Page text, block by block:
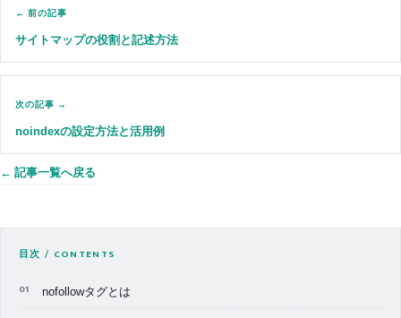
← 前の記事
サイトマップの役割と記述方法
次の記事 →
noindexの設定方法と活用例
← 記事一覧へ戻る
目次 / CONTENTS
nofollowタグとは